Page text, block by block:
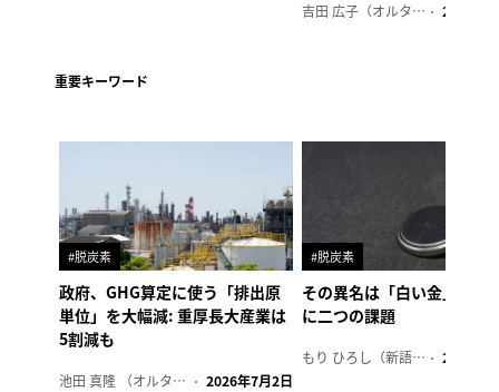
吉田 広子（オルタナ輪番編集長） 2026年6
重要キーワード
#脱炭素
政府、GHG算定に使う「排出原
単位」を大幅減: 重厚長大産業は
5割減も
池田 真隆 （オルタナ輪番編集長） 2026年7月2日
#脱炭素
その異名は「白い金」、リ
に二つの課題
もり ひろし（新語ウォッチャー） 2023年7